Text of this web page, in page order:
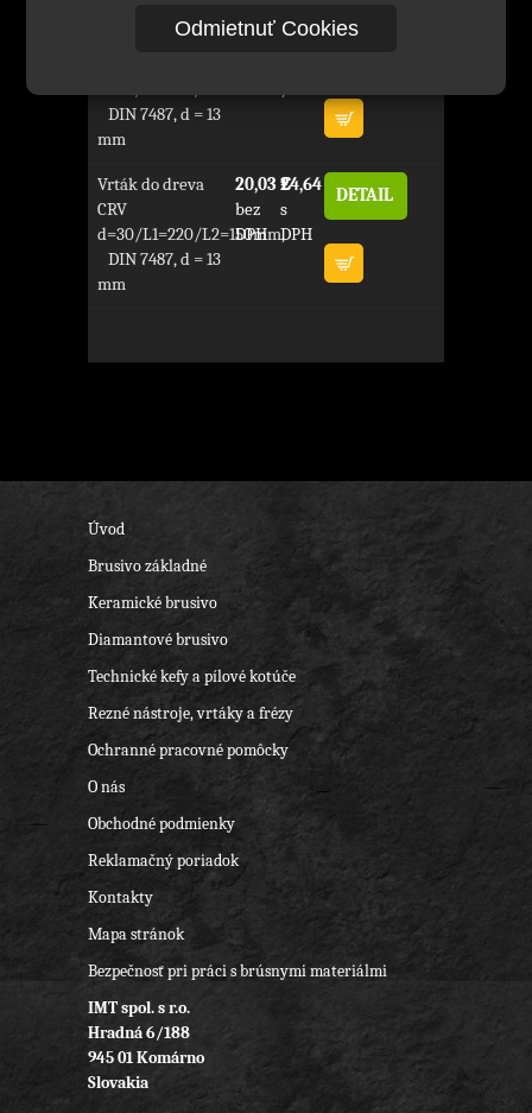
Odmietnuť Cookies
Vrták do dreva
DIN 7487, d = 13
mm
17,02 €20,93 €
Vrták do dreva
CRV
d=30/L1=220/L2=150mm,
DIN 7487, d = 13
mm
20,03 €
bez
DPH
24,64 €
s
DPH
DETAIL
Úvod
Brusivo základné
Keramické brusivo
Diamantové brusivo
Technické kefy a pílové kotúče
Rezné nástroje, vrtáky a frézy
Ochranné pracovné pomôcky
O nás
Obchodné podmienky
Reklamačný poriadok
Kontakty
Mapa stránok
Bezpečnosť pri práci s brúsnymi materiálmi
IMT spol. s r.o.
Hradná 6/188
945 01 Komárno
Slovakia